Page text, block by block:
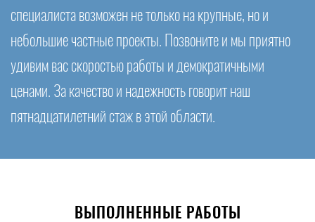
специалиста возможен не только на крупные, но и
небольшие частные проекты. Позвоните и мы приятно
удивим вас скоростью работы и демократичными
ценами. За качество и надежность говорит наш
пятнадцатилетний стаж в этой области.
ВЫПОЛНЕННЫЕ РАБОТЫ